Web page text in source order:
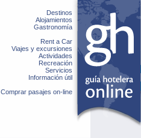
Destinos
Alojamientos
Gastronomía
Rent a Car
Viajes y excursiones
Actividades
Recreación
Servicios
Información útil
Comprar pasajes on-line